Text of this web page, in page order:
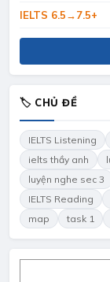
IELTS 6.5→7.5+
🏷 CHỦ ĐỀ
IELTS Listening
ielts thầy anh
luyện nghe sec 3
IELTS Reading
map
task 1